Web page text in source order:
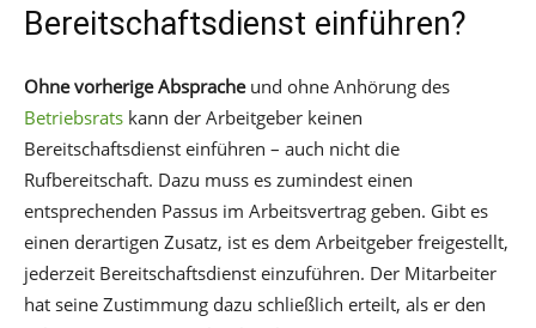
Bereitschaftsdienst einführen?
Ohne vorherige Abspracheund ohne Anhörung des
Betriebsrats kann der Arbeitgeber keinen
Bereitschaftsdienst einführen – auch nicht die
Rufbereitschaft. Dazu muss es zumindest einen
entsprechenden Passus im Arbeitsvertrag geben. Gibt es
einen derartigen Zusatz, ist es dem Arbeitgeber freigestellt,
jederzeit Bereitschaftsdienst einzuführen. Der Mitarbeiter
hat seine Zustimmung dazu schließlich erteilt, als er den